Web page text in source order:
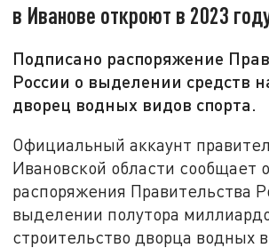
в Иванове откроют в 2023
Подписано распоряжение
России о выделении средств
дворец водных видов спорта.
Официальный аккаунт
Ивановской области сообщает
распоряжения Правительства
выделении полутора
строительство дворца водных